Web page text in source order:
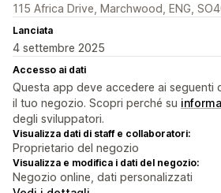
115 Africa Drive, Marchwood, ENG,
Lanciata
4 settembre 2025
Accesso ai dati
Questa app deve accedere ai seguenti
il tuo negozio. Scopri perché su
degli sviluppatori.
Visualizza dati di staff e collaboratori:
Proprietario del negozio
Visualizza e modifica i dati del negozio:
Negozio online, dati personalizzati